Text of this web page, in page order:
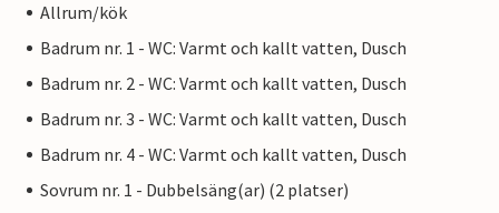
Allrum/kök
Badrum nr. 1 - WC: Varmt och kallt vatten, Dusch
Badrum nr. 2 - WC: Varmt och kallt vatten, Dusch
Badrum nr. 3 - WC: Varmt och kallt vatten, Dusch
Badrum nr. 4 - WC: Varmt och kallt vatten, Dusch
Sovrum nr. 1 - Dubbelsäng(ar) (2 platser)